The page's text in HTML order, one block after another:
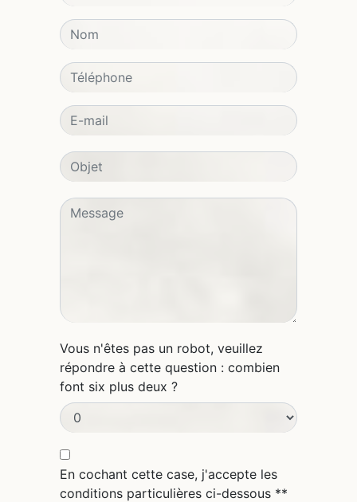
Vous n'êtes pas un robot, veuillez
répondre à cette question : combien
font six plus deux ?
En cochant cette case, j'accepte les
conditions particulières ci-dessous **